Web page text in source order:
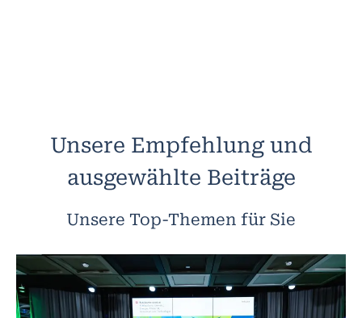
Unsere Empfehlung und
ausgewählte Beiträge
Unsere Top-Themen für Sie